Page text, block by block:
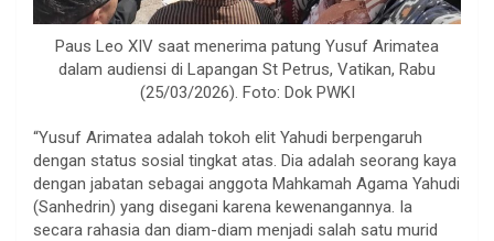
Paus Leo XIV saat menerima patung Yusuf Arimatea
dalam audiensi di Lapangan St Petrus, Vatikan, Rabu
(25/03/2026). Foto: Dok PWKI
“Yusuf Arimatea adalah tokoh elit Yahudi berpengaruh
dengan status sosial tingkat atas. Dia adalah seorang kaya
dengan jabatan sebagai anggota Mahkamah Agama Yahudi
(Sanhedrin) yang disegani karena kewenangannya. Ia
secara rahasia dan diam-diam menjadi salah satu murid